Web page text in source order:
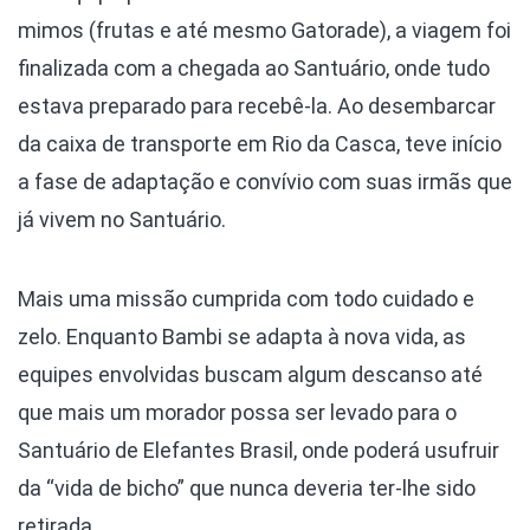
mimos (frutas e até mesmo Gatorade), a viagem foi
finalizada com a chegada ao Santuário, onde tudo
estava preparado para recebê-la. Ao desembarcar
da caixa de transporte em Rio da Casca, teve início
a fase de adaptação e convívio com suas irmãs que
já vivem no Santuário.
Mais uma missão cumprida com todo cuidado e
zelo. Enquanto Bambi se adapta à nova vida, as
equipes envolvidas buscam algum descanso até
que mais um morador possa ser levado para o
Santuário de Elefantes Brasil, onde poderá usufruir
da “vida de bicho” que nunca deveria ter-lhe sido